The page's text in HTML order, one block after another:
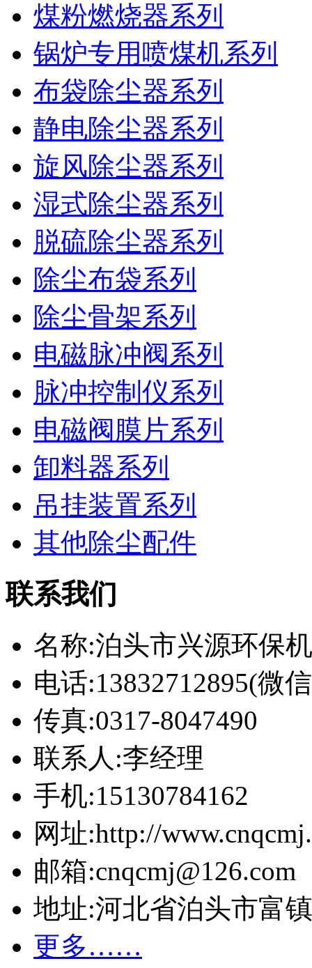
煤粉燃烧器系列
锅炉专用喷煤机系列
布袋除尘器系列
静电除尘器系列
旋风除尘器系列
湿式除尘器系列
脱硫除尘器系列
除尘布袋系列
除尘骨架系列
电磁脉冲阀系列
脉冲控制仪系列
电磁阀膜片系列
卸料器系列
吊挂装置系列
其他除尘配件
联系我们
名称:泊头市兴源环保
电话:13832712895(微
传真:0317-8047490
联系人:李经理
手机:15130784162
网址:http://
邮箱:cnqcmj@126.com
地址:河北省泊头市富
更多……